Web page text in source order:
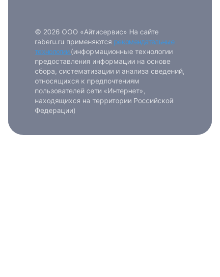
© 2026 ООО «Айтисервис» На сайте
raberu.ru применяются рекомендательные
технологии (информационные технологии
предоставления информации на основе
сбора, систематизации и анализа сведений,
относящихся к предпочтениям
пользователей сети «Интернет»,
находящихся на территории Российской
Федерации)